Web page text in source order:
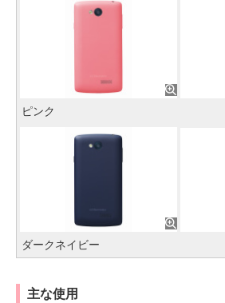
ピンク
ダークネイビー
主な使用